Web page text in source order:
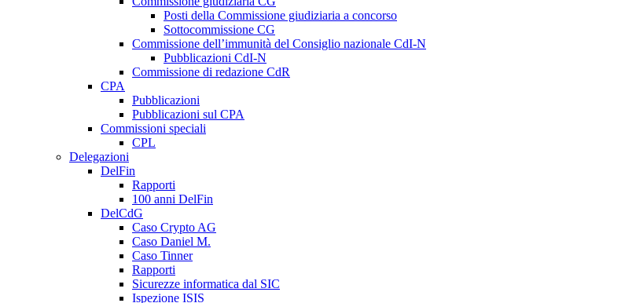
Posti della Commissione giudiziaria a concorso
Sottocommissione CG
Commissione dell’immunità del Consiglio nazionale CdI-N
Pubblicazioni CdI-N
Commissione di redazione CdR
CPA
Pubblicazioni
Pubblicazioni sul CPA
Commissioni speciali
CPL
Delegazioni
DelFin
Rapporti
100 anni DelFin
DelCdG
Caso Crypto AG
Caso Daniel M.
Caso Tinner
Rapporti
Sicurezze informatica dal SIC
Ispezione ISIS